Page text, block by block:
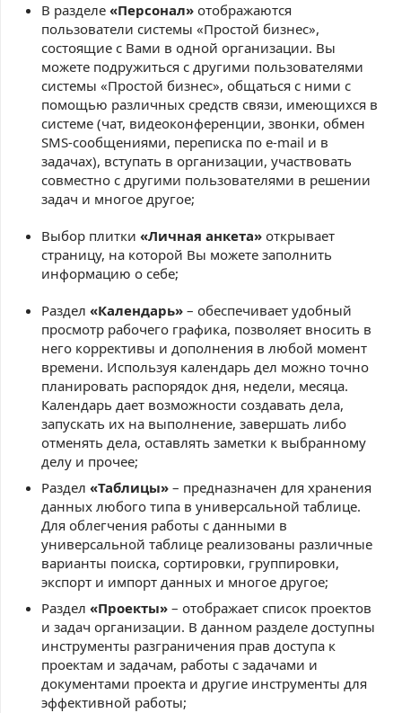
В разделе «Персонал» отображаются
пользователи системы «Простой бизнес»,
состоящие с Вами в одной организации. Вы
можете подружиться с другими пользователями
системы «Простой бизнес», общаться с ними с
помощью различных средств связи, имеющихся в
системе (чат, видеоконференции, звонки, обмен
SMS-сообщениями, переписка по e-mail и в
задачах), вступать в организации, участвовать
совместно с другими пользователями в решении
задач и многое другое;
Выбор плитки «Личная анкета» открывает
страницу, на которой Вы можете заполнить
информацию о себе;
Раздел «Календарь» – обеспечивает удобный
просмотр рабочего графика, позволяет вносить в
него коррективы и дополнения в любой момент
времени. Используя календарь дел можно точно
планировать распорядок дня, недели, месяца.
Календарь дает возможности создавать дела,
запускать их на выполнение, завершать либо
отменять дела, оставлять заметки к выбранному
делу и прочее;
Раздел «Таблицы» – предназначен для хранения
данных любого типа в универсальной таблице.
Для облегчения работы с данными в
универсальной таблице реализованы различные
варианты поиска, сортировки, группировки,
экспорт и импорт данных и многое другое;
Раздел «Проекты» – отображает список проектов
и задач организации. В данном разделе доступны
инструменты разграничения прав доступа к
проектам и задачам, работы с задачами и
документами проекта и другие инструменты для
эффективной работы;